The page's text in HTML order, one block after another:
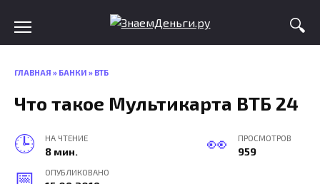
content
ГЛАВНАЯ » БАНКИ » ВТБ
Что такое Мультикарта ВТБ 24
НА ЧТЕНИЕ
8 мин.
ПРОСМОТРОВ
959
ОПУБЛИКОВАНО